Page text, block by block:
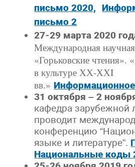
письмо 2020,
письмо 2
27-29 марта 2020
Международная
«Горьковские чтения».
в культуре ХХ-ХХI
вв.»
31 октября – 2
кафедра зарубежной
проводит
конференцию
языке и литературе”.
Национальные коды